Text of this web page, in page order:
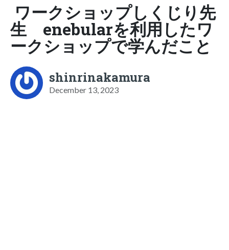
ワークショップしくじり先
生 enebularを利用したワ
ークショップで学んだこと
shinrinakamura
December 13, 2023